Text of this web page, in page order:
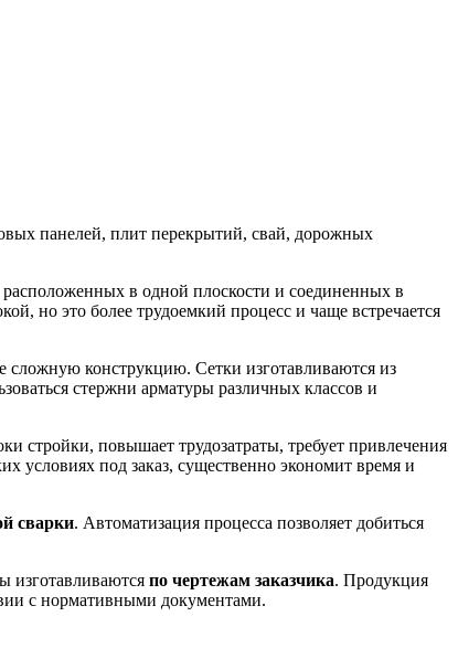
панелей, плит перекрытий, свай, дорожных
в одной плоскости и соединенных в
но это более трудоемкий процесс и чаще встречается
сложную конструкцию. Сетки изготавливаются из
стержни арматуры различных классов и
стройки, повышает трудозатраты, требует привлечения
условиях под заказ, существенно экономит время и
сварки. Автоматизация процесса позволяет добиться
изготавливаются по чертежам заказчика. Продукция
с нормативными документами.